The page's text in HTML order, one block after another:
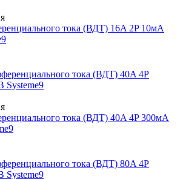
тока (ВДТ) 16A 2P 10мА
тока (ВДТ) 40A 4P 300мА